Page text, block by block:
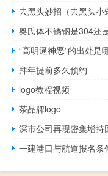
去黑头妙招（去黑头小
奥氏体不锈钢是304还
“高明逼神恶”的出处是
拜年提前多久预约
logo教程视频
茶品牌logo
一建港口与航道报名条